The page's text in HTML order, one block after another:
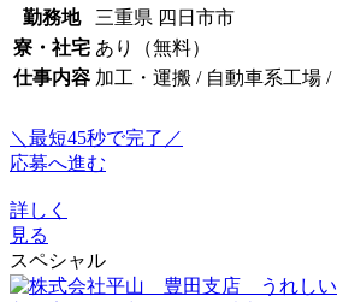
勤務地
三重県 四日市市
寮・社宅 あり（無料）
仕事内容 加工・運搬 / 自動車系工場 /
＼最短45秒で完了／
応募へ進む
詳しく
見る
スペシャル